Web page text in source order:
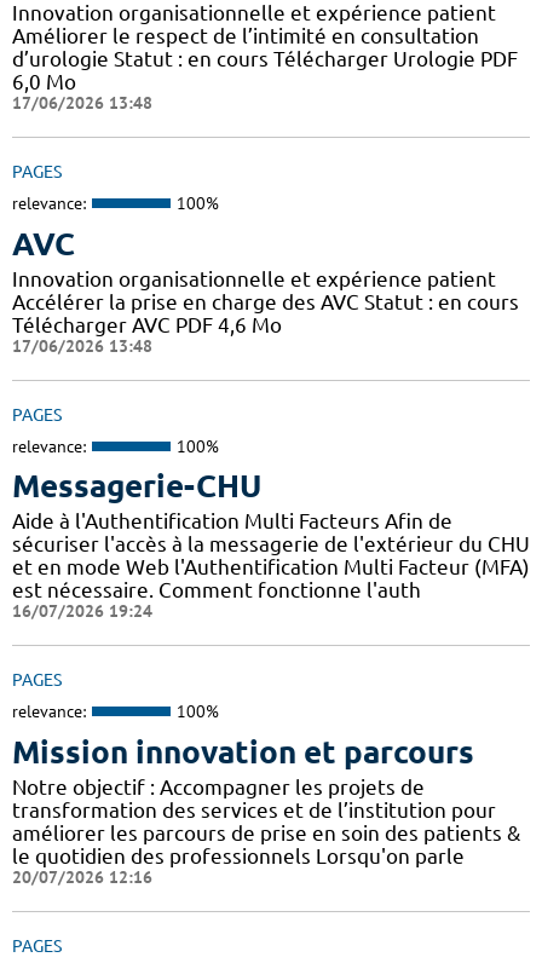
Innovation organisationnelle et expérience patient
Améliorer le respect de l’intimité en consultation
d’urologie Statut : en cours Télécharger Urologie PDF
6,0 Mo
17/06/2026 13:48
PAGES
relevance: 100%
AVC
Innovation organisationnelle et expérience patient
Accélérer la prise en charge des AVC Statut : en cours
Télécharger AVC PDF 4,6 Mo
17/06/2026 13:48
PAGES
relevance: 100%
Messagerie-CHU
Aide à l'Authentification Multi Facteurs Afin de
sécuriser l'accès à la messagerie de l'extérieur du CHU
et en mode Web l'Authentification Multi Facteur (MFA)
est nécessaire. Comment fonctionne l'auth
16/07/2026 19:24
PAGES
relevance: 100%
Mission innovation et parcours
Notre objectif : Accompagner les projets de
transformation des services et de l’institution pour
améliorer les parcours de prise en soin des patients &
le quotidien des professionnels Lorsqu'on parle
20/07/2026 12:16
PAGES